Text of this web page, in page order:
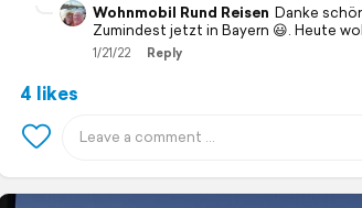
Wohnmobil Rund Reisen Danke
Zumindest jetzt in Bayern 😃. Heute
1/21/22 Reply
4 likes